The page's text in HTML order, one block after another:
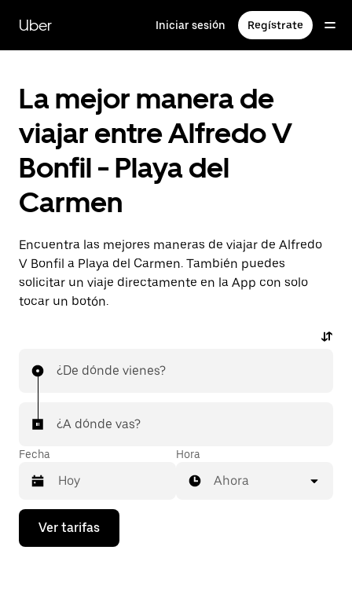
contenido
principal
Uber Iniciar sesión Regístrate
La mejor manera de
viajar entre Alfredo V
Bonfil - Playa del
Carmen
Encuentra las mejores maneras de viajar de Alfredo
V Bonfil a Playa del Carmen. También puedes
solicitar un viaje directamente en la App con solo
tocar un botón.
¿De dónde vienes?
¿A dónde vas?
Fecha
Presiona
flecha
Hora
Ahora
Ver tarifas